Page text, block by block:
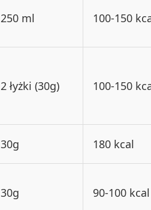
250 ml 100-150
2 łyżki (30g) 100-150
30g 180 kcal
30g 90-100 kcal